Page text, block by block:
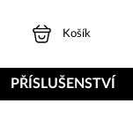
Košík
PŘÍSLUŠENSTVÍ